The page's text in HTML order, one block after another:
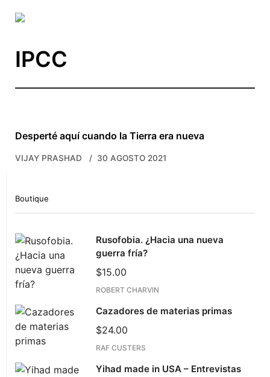
IPCC
Desperté aquí cuando la Tierra era nueva
VIJAY PRASHAD 30 AGOSTO 2021
Boutique
Rusofobia. ¿Hacia una nueva
guerra fría?
$15.00
ROBERT CHARVIN
Cazadores de materias primas
$24.00
RAF CUSTERS
Yihad made in USA – Entrevistas